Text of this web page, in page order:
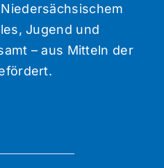
Jugend und
– aus Mitteln der